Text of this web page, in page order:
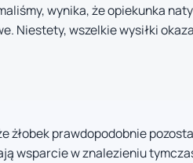
wynika, że opiekunka
Niestety, wszelkie wysiłki
żłobek prawdopodobnie
wsparcie w znalezieniu